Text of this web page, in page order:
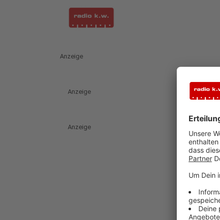
Anzeige
Anzeige
Anzeige